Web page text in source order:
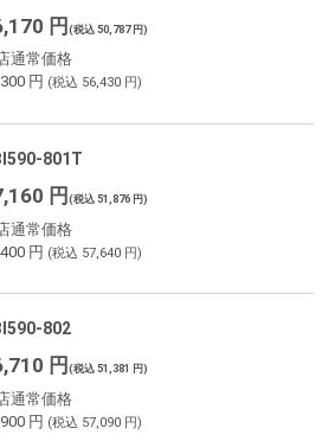
円(税込 50,787 円)
通常価格
円 (税込 56,430 円)
801T
円 (税込 51,876 円)
通常価格
円 (税込 57,640 円)
802
円 (税込 51,381 円)
通常価格
円 (税込 57,090 円)